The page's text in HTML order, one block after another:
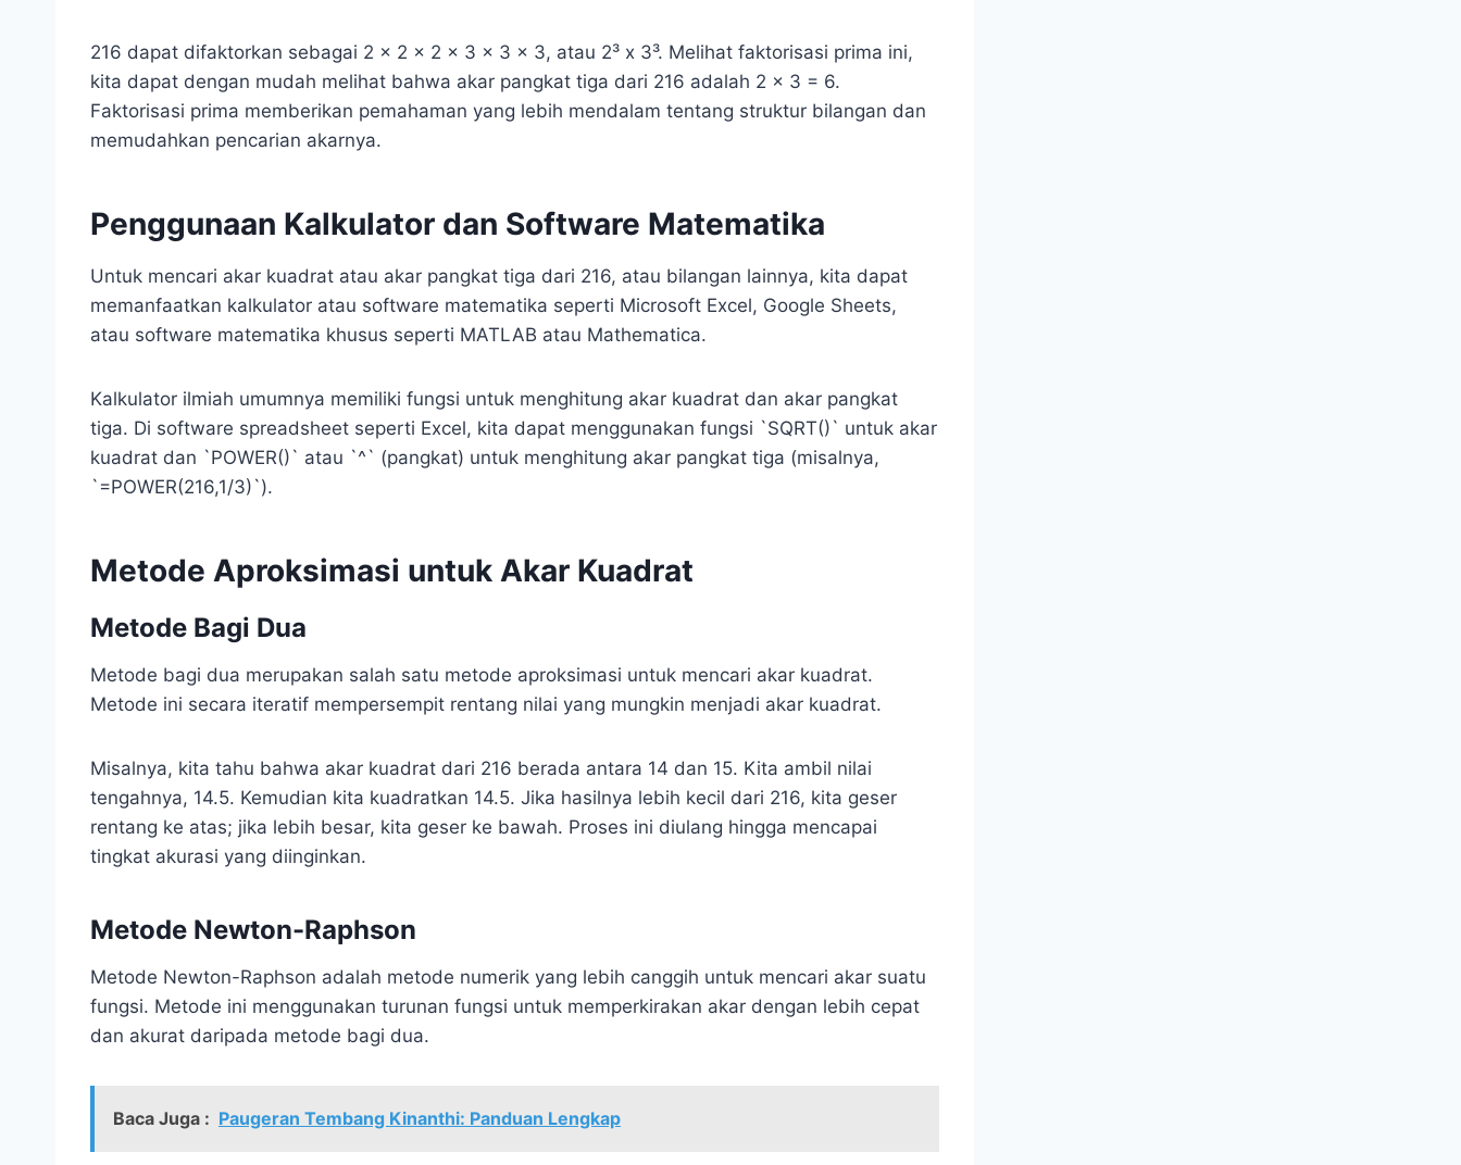
216 dapat difaktorkan sebagai 2 x 2 x 2 x 3 x 3 x 3, atau 2³ x 3³. Melihat faktorisasi prima ini,
kita dapat dengan mudah melihat bahwa akar pangkat tiga dari 216 adalah 2 x 3 = 6.
Faktorisasi prima memberikan pemahaman yang lebih mendalam tentang struktur bilangan dan
memudahkan pencarian akarnya.
Penggunaan Kalkulator dan Software Matematika
Untuk mencari akar kuadrat atau akar pangkat tiga dari 216, atau bilangan lainnya, kita dapat
memanfaatkan kalkulator atau software matematika seperti Microsoft Excel, Google Sheets,
atau software matematika khusus seperti MATLAB atau Mathematica.
Kalkulator ilmiah umumnya memiliki fungsi untuk menghitung akar kuadrat dan akar pangkat
tiga. Di software spreadsheet seperti Excel, kita dapat menggunakan fungsi `SQRT()` untuk akar
kuadrat dan `POWER()` atau `^` (pangkat) untuk menghitung akar pangkat tiga (misalnya,
`=POWER(216,1/3)`).
Metode Aproksimasi untuk Akar Kuadrat
Metode Bagi Dua
Metode bagi dua merupakan salah satu metode aproksimasi untuk mencari akar kuadrat.
Metode ini secara iteratif mempersempit rentang nilai yang mungkin menjadi akar kuadrat.
Misalnya, kita tahu bahwa akar kuadrat dari 216 berada antara 14 dan 15. Kita ambil nilai
tengahnya, 14.5. Kemudian kita kuadratkan 14.5. Jika hasilnya lebih kecil dari 216, kita geser
rentang ke atas; jika lebih besar, kita geser ke bawah. Proses ini diulang hingga mencapai
tingkat akurasi yang diinginkan.
Metode Newton-Raphson
Metode Newton-Raphson adalah metode numerik yang lebih canggih untuk mencari akar suatu
fungsi. Metode ini menggunakan turunan fungsi untuk memperkirakan akar dengan lebih cepat
dan akurat daripada metode bagi dua.
Baca Juga : Paugeran Tembang Kinanthi: Panduan Lengkap